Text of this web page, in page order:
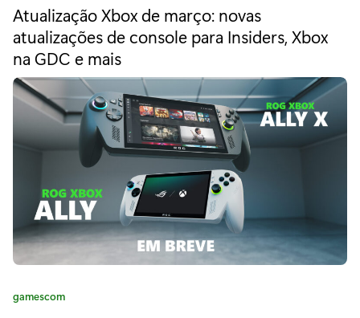
e
x
p
a
n
d
e
o
e
g
o
i
Atualização Xbox de março: novas
atualizações de console para Insiders, Xbox
na GDC e mais
C
gamescom